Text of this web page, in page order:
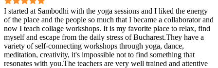
I started at Sambodhi with the yoga sessions and I liked the energy
of the place and the people so much that I became a collaborator and
now I teach collage workshops. It is my favorite place to relax, find
myself and escape from the daily stress of Bucharest.They have a
variety of self-connecting workshops through yoga, dance,
meditation, creativity, it's impossible not to find something that
resonates with you.The teachers are very well trained and attentive